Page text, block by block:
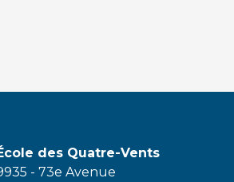
des Quatre-Vents
- 73e Avenue